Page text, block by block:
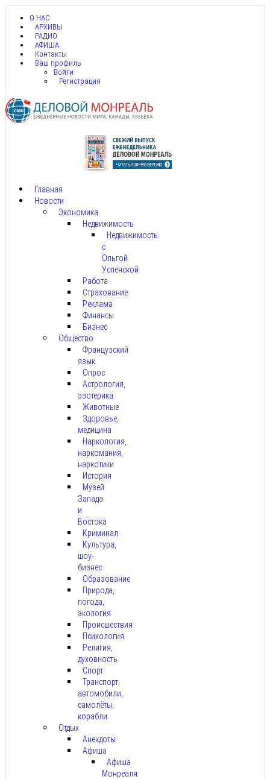
О НАС
АРХИВЫ
РАДИО
АФИША
Контакты
Ваш профиль
Войти
Регистрация
Главная
Новости
Экономика
Недвижимость
Недвижимость
с
Ольгой
Успенской
Работа
Страхование
Реклама
Финансы
Бизнес
Общество
Французский
язык
Опрос
Астрология,
эзотерика
Животные
Здоровье,
медицина
Наркология,
наркомания,
наркотики
История
Музей
Запада
и
Востока
Криминал
Культура,
шоу-
бизнес
Образование
Природа,
погода,
экология
Происшествия
Психология
Религия,
духовность
Спорт
Транспорт,
автомобили,
самолёты,
корабли
Отдых
Анекдоты
Афиша
Афиша
Монреаля: